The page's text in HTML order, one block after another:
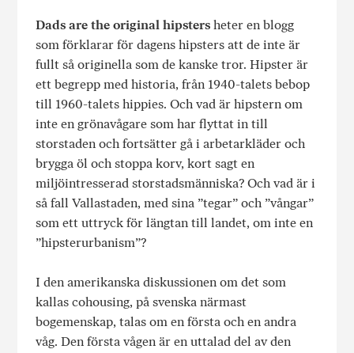
Dads are the original hipstersheter en blogg
som förklarar för dagens hipsters att de inte är
fullt så originella som de kanske tror. Hipster är
ett begrepp med historia, från 1940-talets bebop
till 1960-talets hippies. Och vad är hipstern om
inte en grönavågare som har flyttat in till
storstaden och fortsätter gå i arbetarkläder och
brygga öl och stoppa korv, kort sagt en
miljöintresserad storstadsmänniska? Och vad är i
så fall Vallastaden, med sina ”tegar” och ”vångar”
som ett uttryck för längtan till landet, om inte en
”hipsterurbanism”?
I den amerikanska diskussionen om det som
kallas cohousing, på svenska närmast
bogemenskap, talas om en första och en andra
våg. Den första vågen är en uttalad del av den